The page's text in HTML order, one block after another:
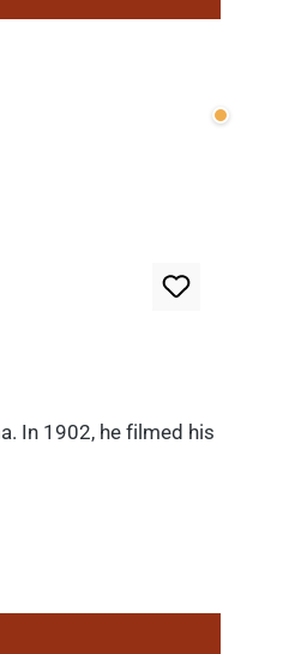
Wenige
In 1902, he filmed his